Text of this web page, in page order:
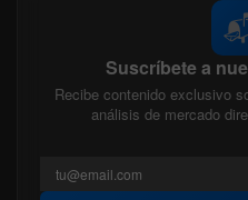
Suscríbete a
Recibe contenido exclusivo
análisis de mercado